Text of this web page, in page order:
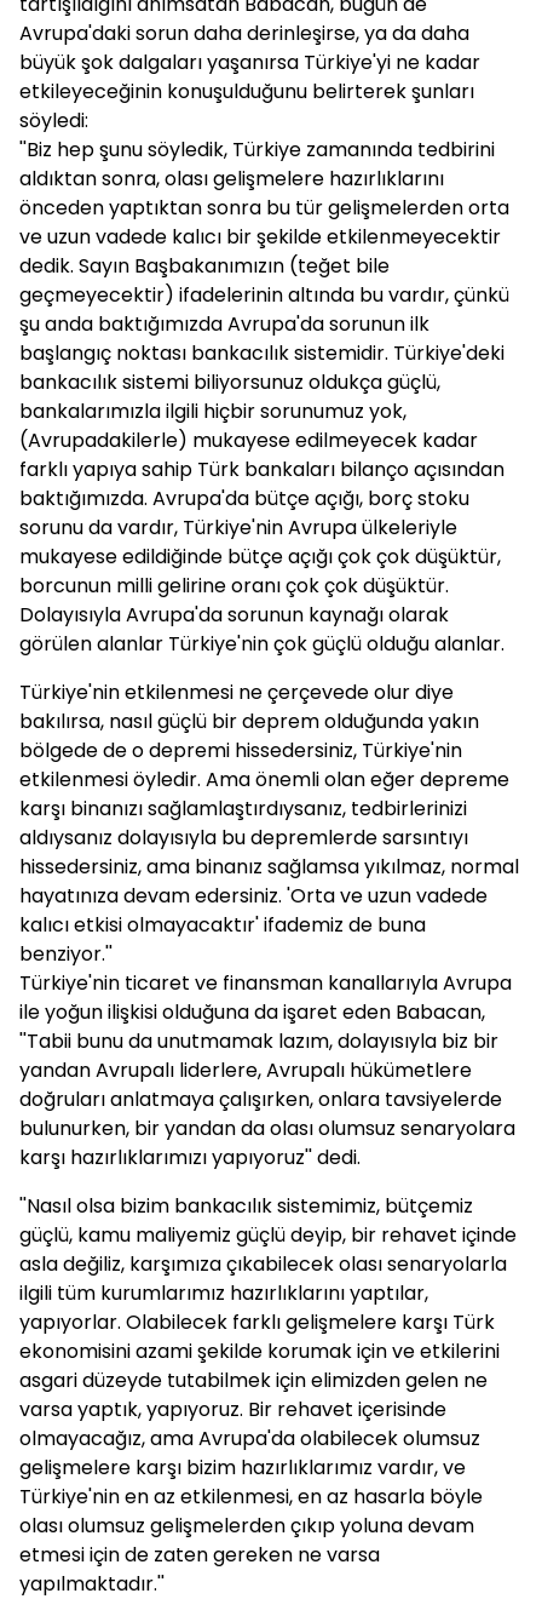
Avrupa'daki sorun daha derinleşirse, ya da daha
büyük şok dalgaları yaşanırsa Türkiye'yi ne kadar
etkileyeceğinin konuşulduğunu belirterek şunları
söyledi:
''Biz hep şunu söyledik, Türkiye zamanında tedbirini
aldıktan sonra, olası gelişmelere hazırlıklarını
önceden yaptıktan sonra bu tür gelişmelerden orta
ve uzun vadede kalıcı bir şekilde etkilenmeyecektir
dedik. Sayın Başbakanımızın (teğet bile
geçmeyecektir) ifadelerinin altında bu vardır, çünkü
şu anda baktığımızda Avrupa'da sorunun ilk
başlangıç noktası bankacılık sistemidir. Türkiye'deki
bankacılık sistemi biliyorsunuz oldukça güçlü,
bankalarımızla ilgili hiçbir sorunumuz yok,
(Avrupadakilerle) mukayese edilmeyecek kadar
farklı yapıya sahip Türk bankaları bilanço açısından
baktığımızda. Avrupa'da bütçe açığı, borç stoku
sorunu da vardır, Türkiye'nin Avrupa ülkeleriyle
mukayese edildiğinde bütçe açığı çok çok düşüktür,
borcunun milli gelirine oranı çok çok düşüktür.
Dolayısıyla Avrupa'da sorunun kaynağı olarak
görülen alanlar Türkiye'nin çok güçlü olduğu alanlar.
Türkiye'nin etkilenmesi ne çerçevede olur diye
bakılırsa, nasıl güçlü bir deprem olduğunda yakın
bölgede de o depremi hissedersiniz, Türkiye'nin
etkilenmesi öyledir. Ama önemli olan eğer depreme
karşı binanızı sağlamlaştırdıysanız, tedbirlerinizi
aldıysanız dolayısıyla bu depremlerde sarsıntıyı
hissedersiniz, ama binanız sağlamsa yıkılmaz, normal
hayatınıza devam edersiniz. 'Orta ve uzun vadede
kalıcı etkisi olmayacaktır' ifademiz de buna
benziyor.''
Türkiye'nin ticaret ve finansman kanallarıyla Avrupa
ile yoğun ilişkisi olduğuna da işaret eden Babacan,
''Tabii bunu da unutmamak lazım, dolayısıyla biz bir
yandan Avrupalı liderlere, Avrupalı hükümetlere
doğruları anlatmaya çalışırken, onlara tavsiyelerde
bulunurken, bir yandan da olası olumsuz senaryolara
karşı hazırlıklarımızı yapıyoruz'' dedi.
''Nasıl olsa bizim bankacılık sistemimiz, bütçemiz
güçlü, kamu maliyemiz güçlü deyip, bir rehavet içinde
asla değiliz, karşımıza çıkabilecek olası senaryolarla
ilgili tüm kurumlarımız hazırlıklarını yaptılar,
yapıyorlar. Olabilecek farklı gelişmelere karşı Türk
ekonomisini azami şekilde korumak için ve etkilerini
asgari düzeyde tutabilmek için elimizden gelen ne
varsa yaptık, yapıyoruz. Bir rehavet içerisinde
olmayacağız, ama Avrupa'da olabilecek olumsuz
gelişmelere karşı bizim hazırlıklarımız vardır, ve
Türkiye'nin en az etkilenmesi, en az hasarla böyle
olası olumsuz gelişmelerden çıkıp yoluna devam
etmesi için de zaten gereken ne varsa
yapılmaktadır.''